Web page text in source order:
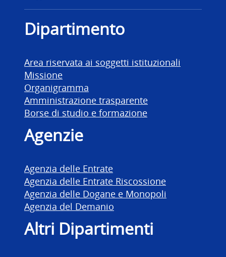
Dipartimento delle
Dipartimento
Area riservata ai soggetti istituzionali
Missione
Organigramma
Amministrazione trasparente
Borse di studio e formazione
Agenzie
Agenzia delle Entrate
Agenzia delle Entrate Riscossione
Agenzia delle Dogane e Monopoli
Agenzia del Demanio
Altri Dipartimenti